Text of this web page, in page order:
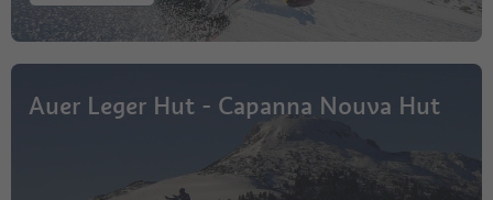
Auer Leger Hut - Capanna Nouva Hut